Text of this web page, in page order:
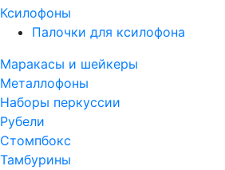
Ксилофоны
Палочки для ксилофона
Маракасы и шейкеры
Металлофоны
Наборы перкуссии
Рубели
Стомпбокс
Тамбурины